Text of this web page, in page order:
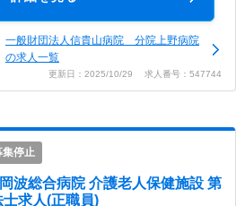
一般財団法人信貴山病院 分院上野病院
の求人一覧
更新日：2025/10/29 求人番号：547744
集停止
波総合病院 介護老人保健施設 第
求人(正職員)